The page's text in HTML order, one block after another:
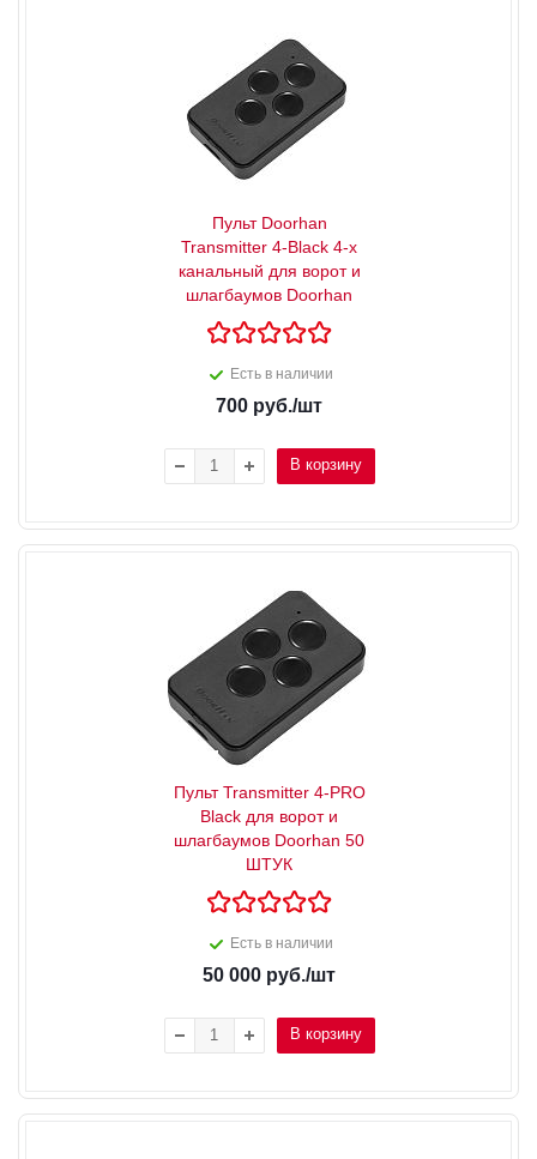
Пульт Doorhan
Transmitter 4-Black 4-х
канальный для ворот и
шлагбаумов Doorhan
Есть в наличии
700 руб./шт
В корзину
Пульт Transmitter 4-PRO
Black для ворот и
шлагбаумов Doorhan 50
ШТУК
Есть в наличии
50 000 руб./шт
В корзину